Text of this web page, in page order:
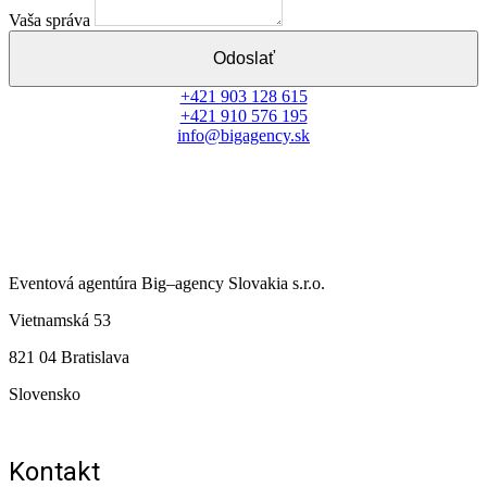
Vaša správa
Odoslať
+421 903 128 615​
+421 910 576 195
info@bigagency.sk
Eventová agentúra Big–agency Slovakia s.r.o.
Vietnamská 53
821 04 Bratislava
Slovensko
Kontakt